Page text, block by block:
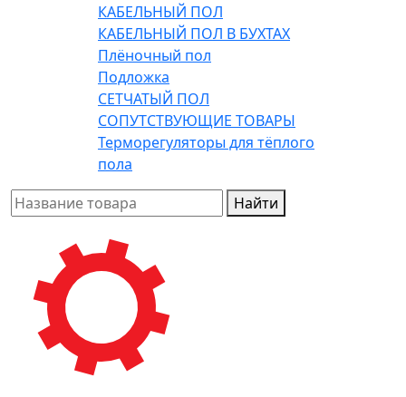
КАБЕЛЬНЫЙ ПОЛ
КАБЕЛЬНЫЙ ПОЛ В БУХТАХ
Плёночный пол
Подложка
СЕТЧАТЫЙ ПОЛ
СОПУТСТВУЮЩИЕ ТОВАРЫ
Терморегуляторы для тёплого
пола
Найти